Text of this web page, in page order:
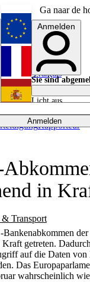
Ga naar de
Anmelden
Transport
Rapporteur
English
Français
Anmelden
Sie sind
Licht aus
in
getreten.
auf die Daten
Das
wahrscheinlich